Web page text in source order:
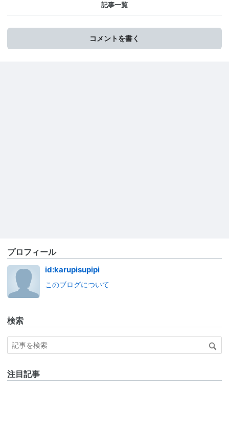
記事一覧
コメントを書く
プロフィール
id:karupisupipi
このブログについて
検索
注目記事